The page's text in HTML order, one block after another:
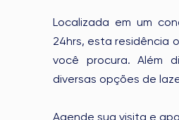
Localizada em um
24hrs, esta residência
você procura. Além
diversas opções de
Agende sua visita e